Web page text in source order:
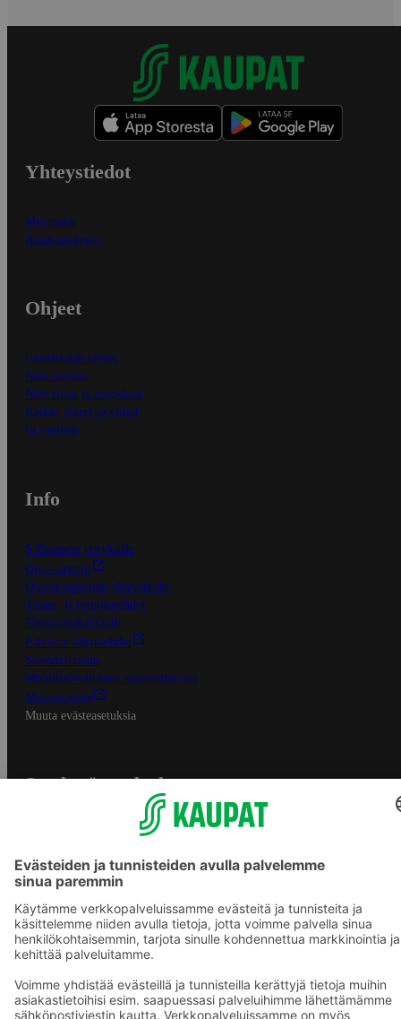
Yhteystiedot
Myymälät
Asiakaspalvelu
Ohjeet
Ensitilaajan ohjeet
Näin maksat
Näin tilaat ja muokkaat
Kaikki ohjeet ja vinkit
In English
Info
S-Business yrityksille
Oiva-raportit
Osuuskauppojen yhteystiedot
Tilaus- ja toimitusehdot
Tietosuojakäytäntö
Palvelun käyttöehdot
Saavutettavuus
Mobiilisovelluksen saavutettavuus
Mainostajalle
Muuta evästeasetuksia
S-ryhmän palvelut
Yhteishyvä Ruoka -sovellus
Prisma.fi
Sokos.fi
S-Pankki
Sokos Hotels
Raflaamo